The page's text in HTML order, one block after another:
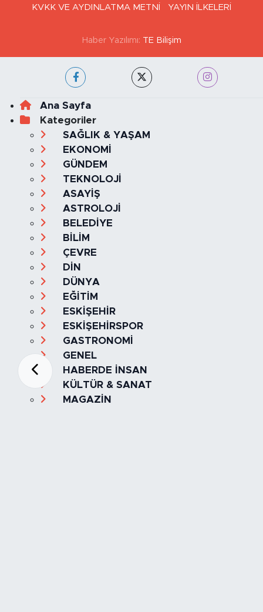
KVKK VE AYDINLATMA METNİ
YAYIN İLKELERİ
Haber Yazılımı: TE Bilişim
Ana Sayfa
Kategoriler
SAĞLIK & YAŞAM
EKONOMİ
GÜNDEM
TEKNOLOJİ
ASAYİŞ
ASTROLOJİ
BELEDİYE
BİLİM
ÇEVRE
DİN
DÜNYA
EĞİTİM
ESKİŞEHİR
ESKİŞEHİRSPOR
GASTRONOMİ
GENEL
HABERDE İNSAN
KÜLTÜR & SANAT
MAGAZİN